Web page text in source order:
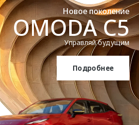
OMODA C5
Новое поколение
OMODA C5
Управляй будущим
Подробнее